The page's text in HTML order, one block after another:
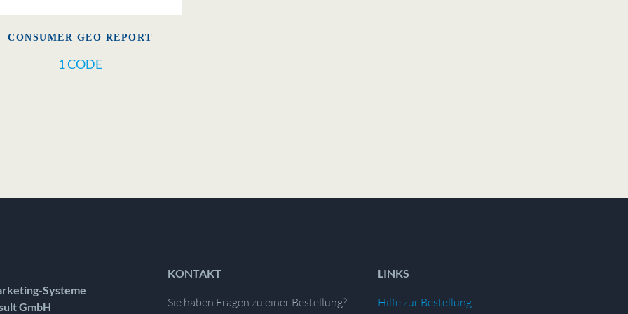
CONSUMER GEO REPORT
1 CODE
Systeme
GmbH
KONTAKT
Sie haben Fragen zu einer Bestellung?
LINKS
Hilfe zur Bestellung